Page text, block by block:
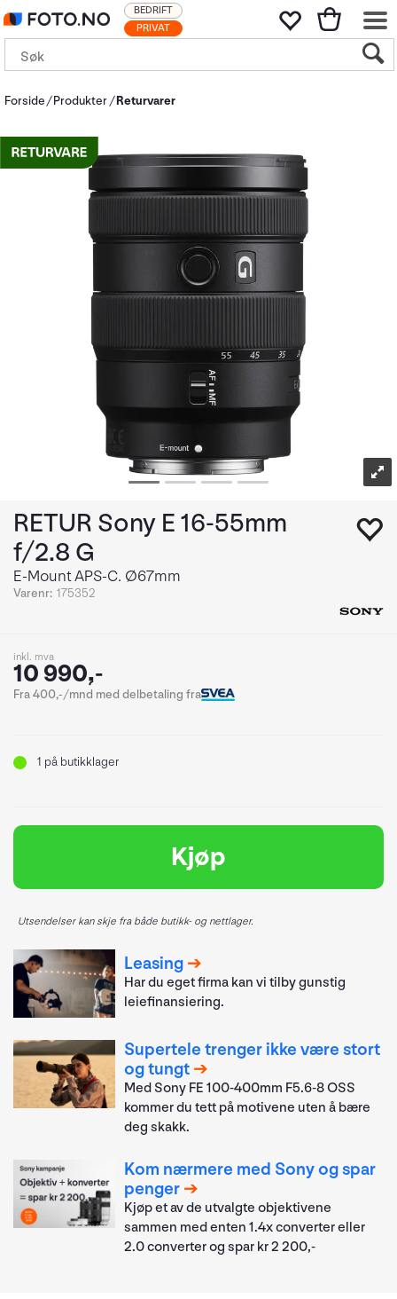
PRIVAT
BEDRIFT
Forside Produkter Returvarer
RETUR Sony E 16-55mm
f/2.8 G
E-Mount APS-C. Ø67mm
Varenr: 175352
inkl. mva
10 990,-
Fra 400,-/mnd med delbetaling fra
1 på butikklager
Kjøp
Utsendelser kan skje fra både butikk- og nettlager.
Leasing
Har du eget firma kan vi tilby gunstig
leiefinansiering.
Supertele trenger ikke være stort
og tungt
Med Sony FE 100-400mm F5.6-8 OSS
kommer du tett på motivene uten å bære
deg skakk.
Kom nærmere med Sony og spar
penger
Kjøp et av de utvalgte objektivene
sammen med enten 1.4x converter eller
2.0 converter og spar kr 2 200,-